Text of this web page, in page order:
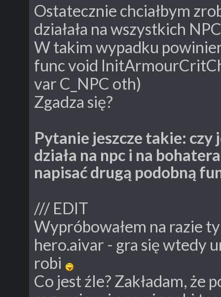
Ostatecznie chciałbym
działała na wszystkich
W takim wypadku
func void
var C_NPC oth)
Zgadza się?
Pytanie jeszcze takie:
działa na npc i na
napisać drugą podobną
/// EDIT
Wypróbowałem na razie
hero.aivar - gra się wtedy
robi
Co jest źle? Zakładam, że